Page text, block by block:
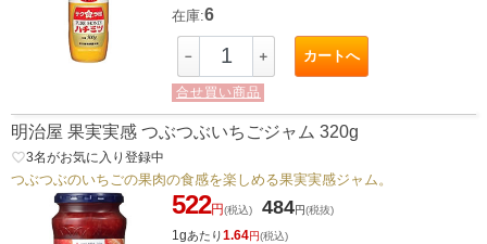
在庫:6
－ ＋ カートへ
合せ買い商品
明治屋 果実実感 つぶつぶいちごジャム 320g
favorite_border3名がお気に入り登録中
つぶつぶのいちごの果肉の食感を楽しめる果実実感ジャム。
522円(税込) 484円(税抜)
1gあたり1.64円(税込)